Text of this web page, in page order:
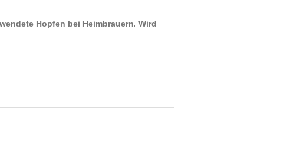
Hopfen bei Heimbrauern. Wird